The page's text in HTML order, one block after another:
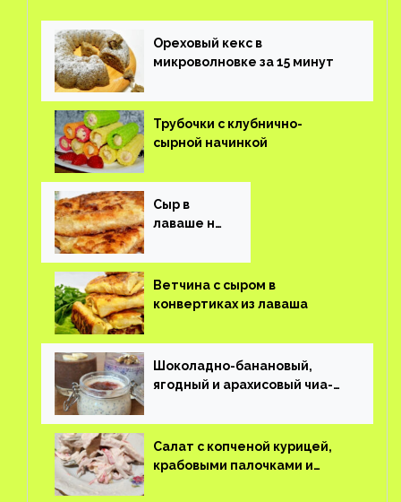
Ореховый кекс в
микроволновке за 15 минут
Трубочки с клубнично-
сырной начинкой
Сыр в
лаваше на
Ветчина с сыром в
конвертиках из лаваша
Шоколадно-банановый,
ягодный и арахисовый чиа-
Салат с копченой курицей,
крабовыми палочками и